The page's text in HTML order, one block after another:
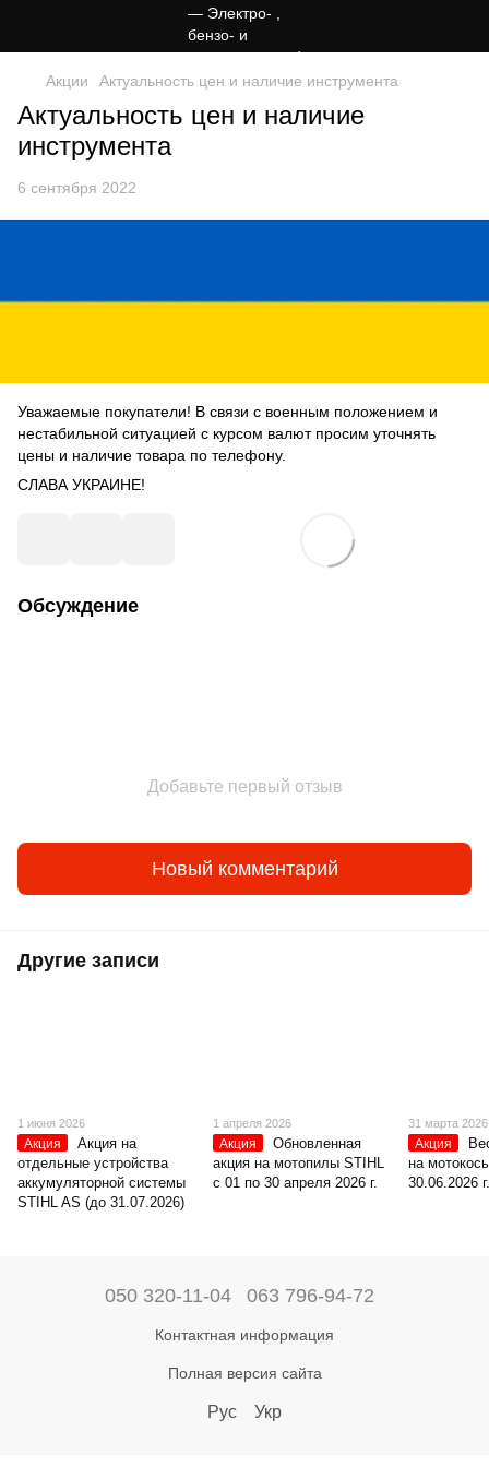
Акции Актуальность цен и наличие инструмента
Актуальность цен и наличие
инструмента
6 сентября 2022
Уважаемые покупатели! В связи с военным положением и
нестабильной ситуацией с курсом валют просим уточнять
цены и наличие товара по телефону.
СЛАВА УКРАИНЕ!
Обсуждение
Добавьте первый отзыв
Новый комментарий
Другие записи
1 июня 2026
Акция
Акция на
отдельные устройства
аккумуляторной системы
STIHL AS (до 31.07.2026)
1 апреля 2026
Акция
Обновленная
акция на мотопилы STIHL
с 01 по 30 апреля 2026 г.
31 марта 2026
Акция
на
30.06.2026
050 320-11-04 063 796-94-72
Контактная информация
Полная версия сайта
Рус Укр